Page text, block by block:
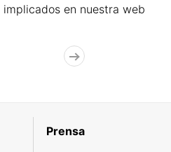
implicados en nuestra web
Prensa